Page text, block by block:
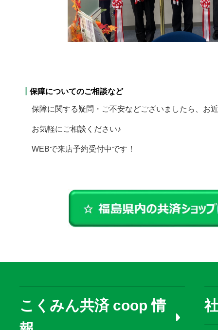
保障についてのご相談など
保障に関する疑問・ご不安などございましたら、お
お気軽にご相談ください♪
WEBで来店予約受付中です！
こくみん共済 coop 情